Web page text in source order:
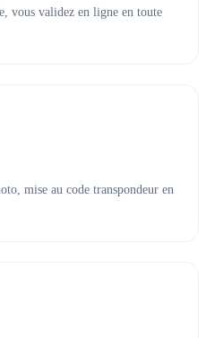
vous validez en ligne en toute
mise au code transpondeur en